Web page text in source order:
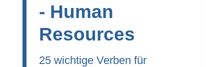
- Human
Resources
25 wichtige Verben für